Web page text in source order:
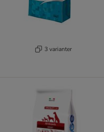
3 varianter